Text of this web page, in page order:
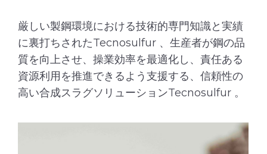
厳しい製鋼環境における技術的専門知識と実績
に裏打ちされたTecnosulfur 、生産者が鋼の品
質を向上させ、操業効率を最適化し、責任ある
資源利用を推進できるよう支援する、信頼性の
高い合成スラグソリューションTecnosulfur 。